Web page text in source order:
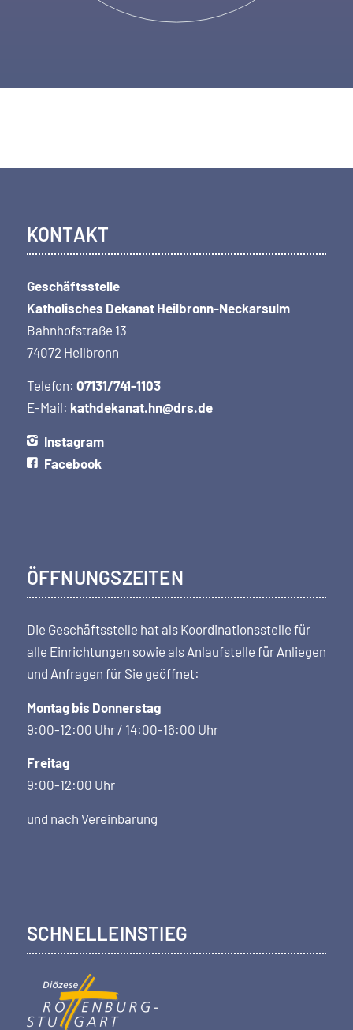
KONTAKT
Geschäftsstelle
Katholisches Dekanat Heilbronn-Neckarsulm
Bahnhofstraße 13
74072 Heilbronn
Telefon: 07131/741-1103
E-Mail: kathdekanat.hn@drs.de
Instagram
Facebook
ÖFFNUNGSZEITEN
Die Geschäftsstelle hat als Koordi­nations­stelle für
alle Einrichtungen sowie als Anlaufstelle für Anliegen
und Anfragen für Sie geöffnet:
Montag bis Donnerstag
9:00-12:00 Uhr / 14:00-16:00 Uhr
Freitag
9:00-12:00 Uhr
und nach Vereinbarung
SCHNELLEINSTIEG